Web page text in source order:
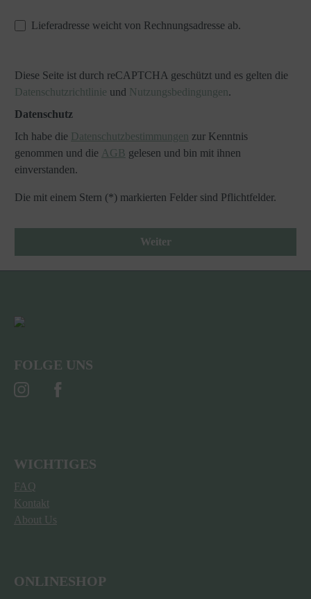
Lieferadresse weicht von Rechnungsadresse ab.
Diese Seite ist durch reCAPTCHA geschützt und es gelten die
Datenschutzrichtlinie und Nutzungsbedingungen.
Datenschutz
Ich habe die Datenschutzbestimmungen zur Kenntnis
genommen und die AGB gelesen und bin mit ihnen
einverstanden.
Die mit einem Stern (*) markierten Felder sind Pflichtfelder.
Weiter
FOLGE UNS
WICHTIGES
FAQ
Kontakt
About Us
ONLINESHOP